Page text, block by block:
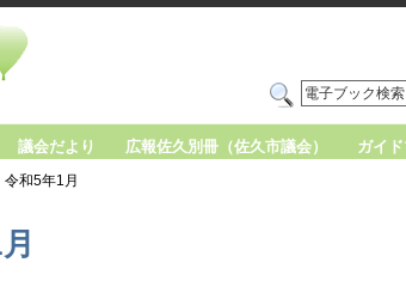
議会だより 広報佐久別冊（佐久市議会） ガイ
令和5年1月